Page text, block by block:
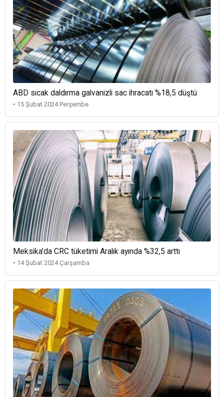
ABD sıcak daldırma galvanizli sac ihracatı %18,5 düştü
• 15 Şubat 2024 Perşembe
Meksika'da CRC tüketimi Aralık ayında %32,5 arttı
• 14 Şubat 2024 Çarşamba